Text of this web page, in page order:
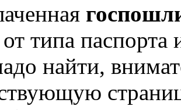
от типа
найти,